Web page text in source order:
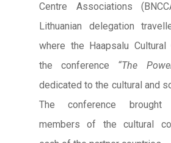
Centre Associations
Lithuanian delegation
where the Haapsalu Cultural
the conference “The
dedicated to the cultural and
The conference
members of the cultural